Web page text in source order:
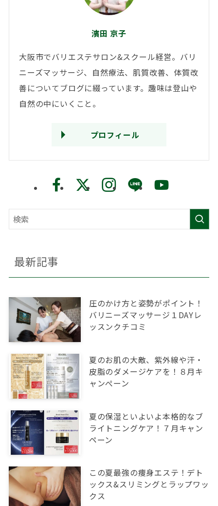
濱田 京子
大阪市でバリエステサロン&スクール経営。バリ
ニーズマッサージ、自然療法、肌質改善、体質改
善についてブログに綴っています。趣味は登山や
自然の中にいくこと。
プロフィール
最新記事
圧のかけ方と姿勢がポイント！
バリニーズマッサージ１DAYレ
ッスンクチコミ
夏のお肌の大敵、紫外線や汗・
皮脂のダメージケアを！８月キ
ャンぺーン
夏の保湿といよいよ本格的なブ
ライトニングケア！７月キャン
ペーン
この夏最強の痩身エステ！デト
ックス&スリミングとラップワッ
クス